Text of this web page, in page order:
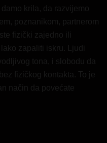
krila, da razvijemo
poznanikom, partnerom
fizički zajedno ili
zapaliti iskru. Ljudi
tona, i slobodu da
fizičkog kontakta. To je
način da povećate